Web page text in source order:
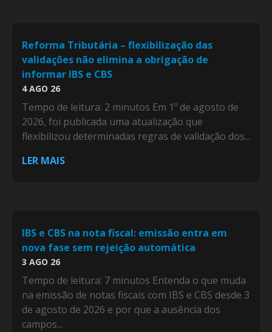
Reforma Tributária – flexibilização das
validações não elimina a obrigação de
informar IBS e CBS
4 AGO 26
Tempo de leitura: 2 minutos Em 1º de agosto de
2026, foi publicada uma atualização que
flexibilizou determinadas regras de validação dos...
LER MAIS
IBS e CBS na nota fiscal: emissão entra em
nova fase sem rejeição automática
3 AGO 26
Tempo de leitura: 7 minutos Entenda o que muda
na emissão de notas fiscais com IBS e CBS desde 3
de agosto de 2026 e por que a ausência dos
campos...